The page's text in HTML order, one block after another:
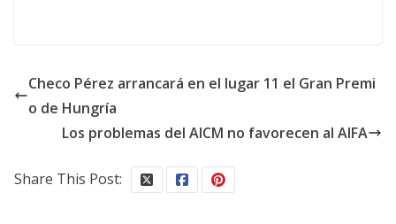
Checo Pérez arrancará en el lugar 11 el Gran Premi
o de Hungría
Los problemas del AICM no favorecen al AIFA
Share This Post: